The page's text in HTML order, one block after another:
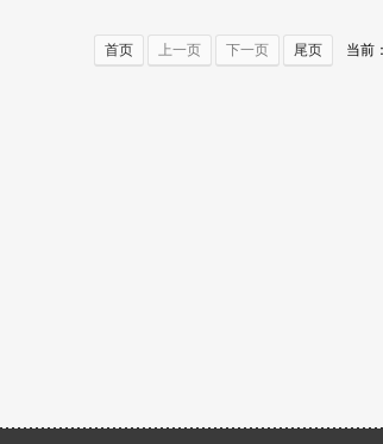
首页 上一页 下一页 尾页 当前